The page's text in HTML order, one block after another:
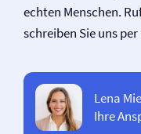
echten Menschen.
schreiben Sie uns per
Lena
Ihre